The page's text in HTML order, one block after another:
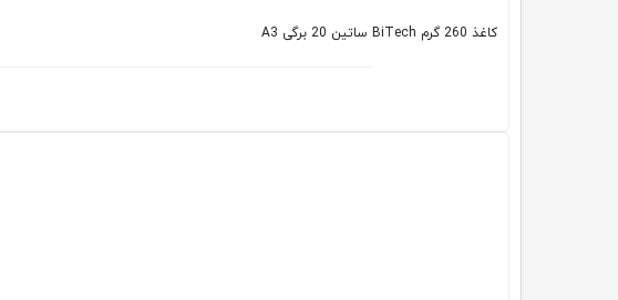
کاغذ 260 گرم BiTech ساتین 20 برگی A3